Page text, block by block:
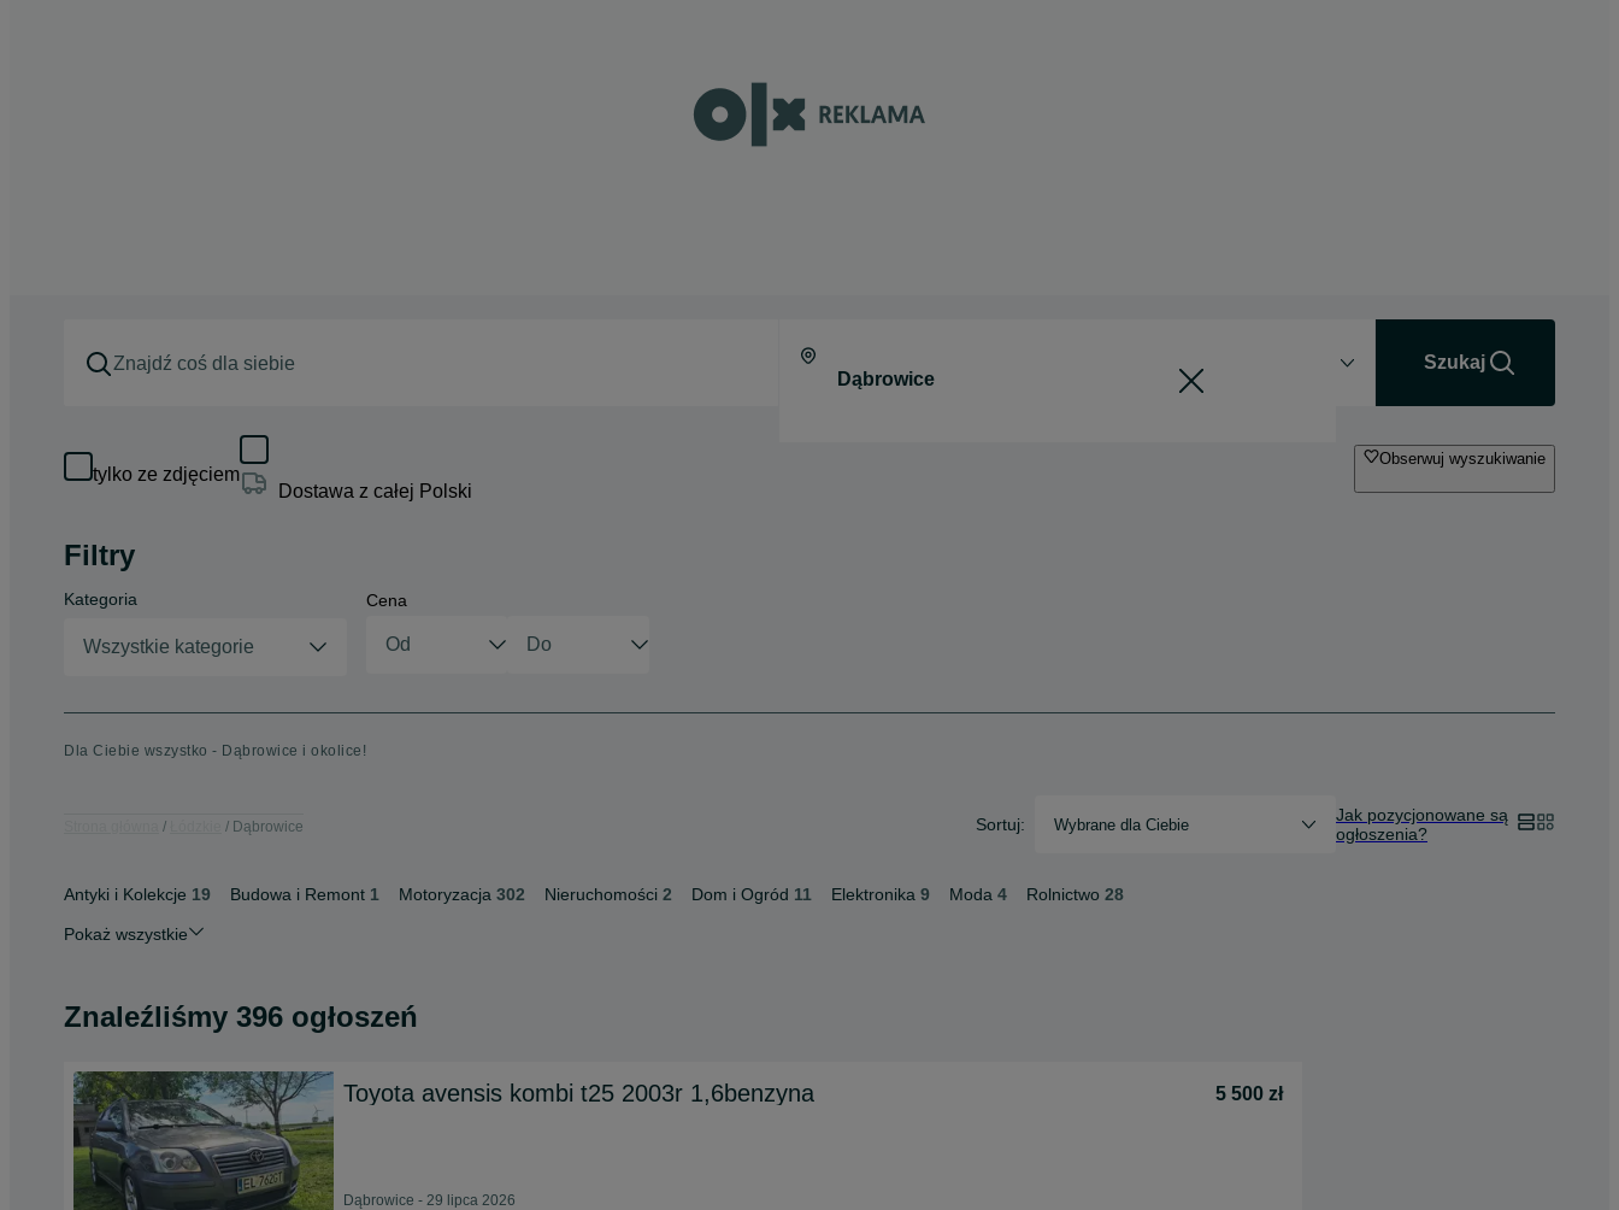
Szukaj
tylko ze zdjęciem
Dostawa z całej Polski
Obserwuj wyszukiwanie
Filtry
Kategoria
Wszystkie kategorie
Cena
Dla Ciebie wszystko - Dąbrowice i okolice!
Dąbrowice Sortuj: Wybrane dla Ciebie
Jak pozycjonowane są
ogłoszenia?
Antyki i Kolekcje 19 Budowa i Remont 1 Motoryzacja 302 Nieruchomości 2 Dom i Ogród 11 Elektronika 9 Moda 4 Rolnictwo 28
Pokaż wszystkie
Znaleźliśmy 396 ogłoszeń
Toyota avensis kombi t25 2003r 1,6benzyna 5 500 zł
Dąbrowice - 29 lipca 2026